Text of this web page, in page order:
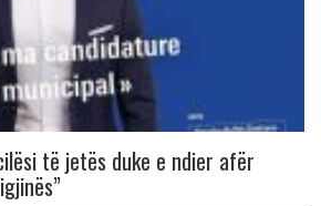
të jetës duke e ndier afër